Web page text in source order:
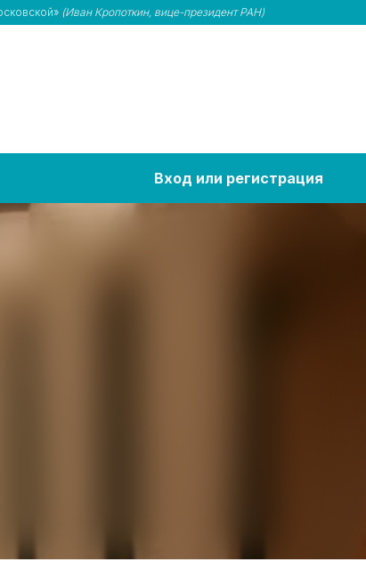
(Иван Кропоткин, вице-президент РАН)
Вход или регистрация